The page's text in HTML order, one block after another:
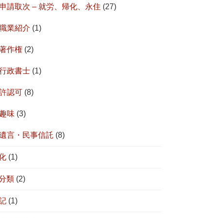
申請取次 – 就労、帰化、永住 (27)
業紹介 (1)
作権 (2)
政書士 (1)
認可 (8)
趣味 (3)
言・民事信託 (8)
(1)
類 (2)
(1)